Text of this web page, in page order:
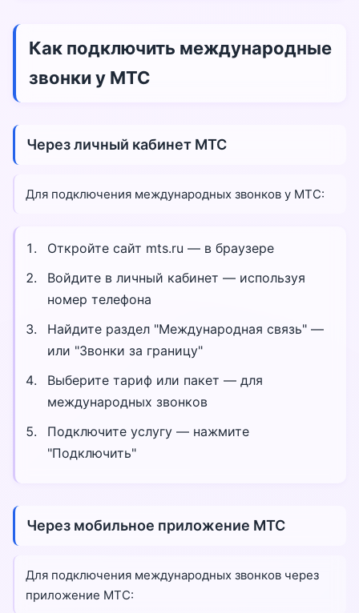
Как подключить международные
звонки у МТС
Через личный кабинет МТС
Для подключения международных звонков у МТС:
Откройте сайт mts.ru — в браузере
Войдите в личный кабинет — используя
номер телефона
Найдите раздел "Международная связь" —
или "Звонки за границу"
Выберите тариф или пакет — для
международных звонков
Подключите услугу — нажмите
"Подключить"
Через мобильное приложение МТС
Для подключения международных звонков через
приложение МТС: